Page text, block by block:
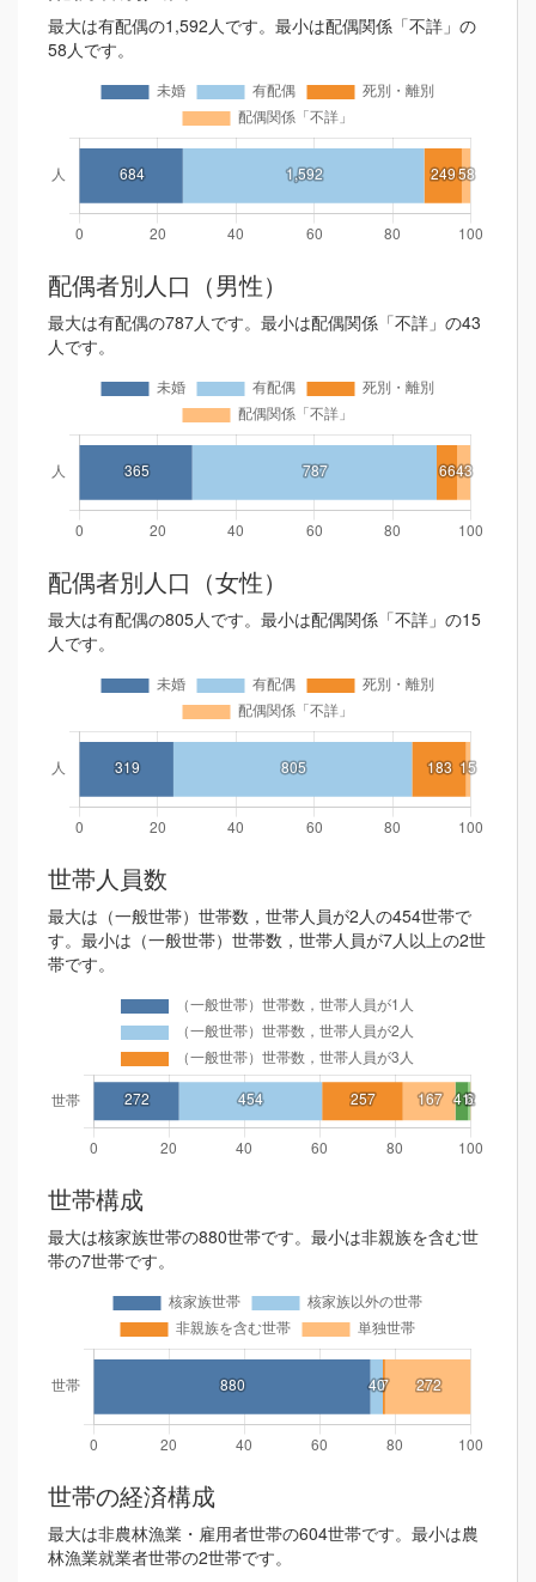
最大は有配偶の1,592人です。最小は配偶関係「不詳」の
58人です。
配偶者別人口（男性）
最大は有配偶の787人です。最小は配偶関係「不詳」の43
人です。
配偶者別人口（女性）
最大は有配偶の805人です。最小は配偶関係「不詳」の15
人です。
世帯人員数
最大は（一般世帯）世帯数，世帯人員が2人の454世帯で
す。最小は（一般世帯）世帯数，世帯人員が7人以上の2世
帯です。
世帯構成
最大は核家族世帯の880世帯です。最小は非親族を含む世
帯の7世帯です。
世帯の経済構成
最大は非農林漁業・雇用者世帯の604世帯です。最小は農
林漁業就業者世帯の2世帯です。